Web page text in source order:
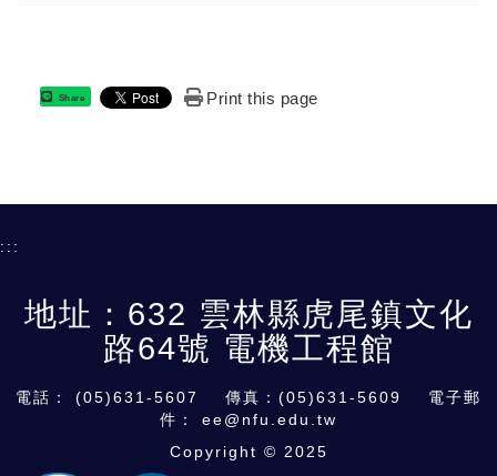
Share Print this page
:::
地址：632 雲林縣虎尾鎮文化
路64號 電機工程館
電話： (05)631-5607
傳真：(05)631-5609 電子郵
件： ee@nfu.edu.tw
Copyright © 2025